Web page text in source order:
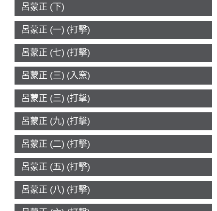
呂蒙正 (下)
呂蒙正 (一) (打擊)
呂蒙正 (七) (打擊)
呂蒙正 (三) (入窯)
呂蒙正 (三) (打擊)
呂蒙正 (九) (打擊)
呂蒙正 (二) (打擊)
呂蒙正 (五) (打擊)
呂蒙正 (八) (打擊)